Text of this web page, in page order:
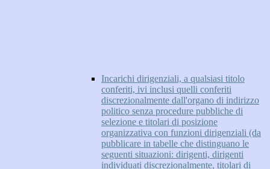
Incarichi dirigenziali, a qualsiasi titolo
conferiti, ivi inclusi quelli conferiti
discrezionalmente dall'organo di indirizzo
politico senza procedure pubbliche di
selezione e titolari di posizione
organizzativa con funzioni dirigenziali (da
pubblicare in tabelle che distinguano le
seguenti situazioni: dirigenti, dirigenti
individuati discrezionalmente, titolari di